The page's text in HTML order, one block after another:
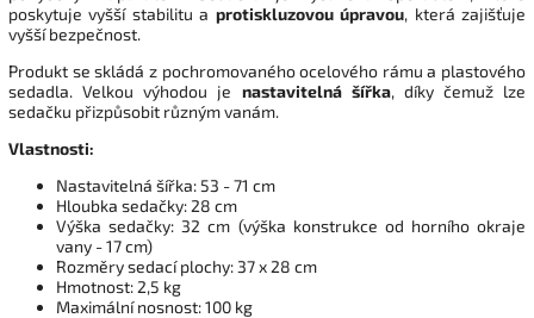
poskytuje vyšší stabilitu a protiskluzovou úpravou, která zajišťuje
vyšší bezpečnost.
Produkt se skládá z pochromovaného ocelového rámu a plastového
sedadla. Velkou výhodou je nastavitelná šířka, díky čemuž lze
sedačku přizpůsobit různým vanám.
Vlastnosti:
Nastavitelná šířka: 53 - 71 cm
Hloubka sedačky: 28 cm
Výška sedačky: 32 cm (výška konstrukce od horního okraje
vany - 17 cm)
Rozměry sedací plochy: 37 x 28 cm
Hmotnost: 2,5 kg
Maximální nosnost: 100 kg